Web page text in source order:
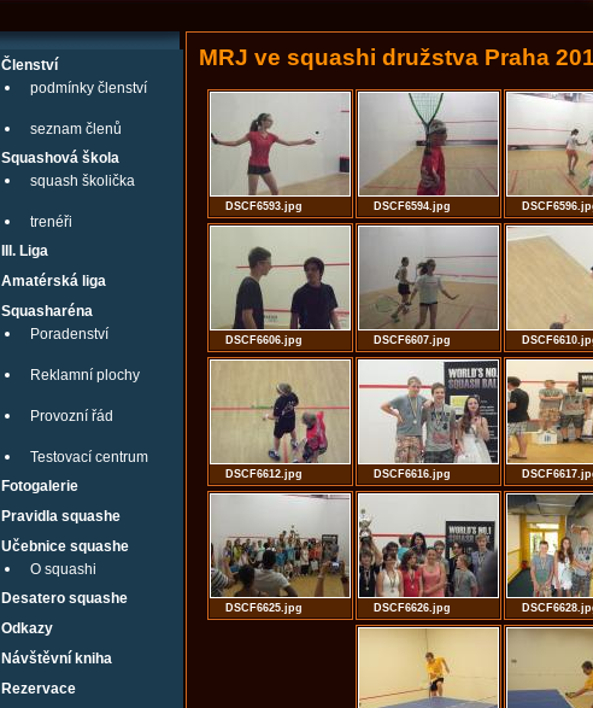
Členství
podmínky členství
seznam členů
Squashová škola
squash školička
trenéři
III. Liga
Amatérská liga
Squasharéna
Poradenství
Reklamní plochy
Provozní řád
Testovací centrum
Fotogalerie
Pravidla squashe
Učebnice squashe
O squashi
Desatero squashe
Odkazy
Návštěvní kniha
Rezervace
MRJ ve squashi družstva Praha
DSCF6593.jpg DSCF6594.jpg
DSCF6606.jpg DSCF6607.jpg
DSCF6612.jpg DSCF6616.jpg
DSCF6625.jpg DSCF6626.jpg